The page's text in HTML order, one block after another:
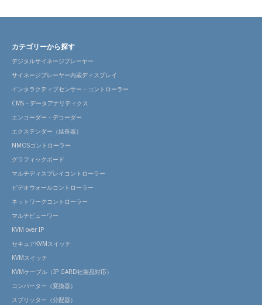
カテゴリーから探す
デジタルサイネージプレーヤー
サイネージプレーヤー内蔵ディスプレイ
インタラクティブセンサー・コントローラー
CMS・データアナリティクス
エンコーダー・デコーダー
エクステンダー（延長器）
NMOSコントローラー
グラフィックボード
マルチディスプレイコントローラー
ビデオウォールコントローラー
ネットワークコントローラー
マルチビューワー
KVM over IP
セキュアKVMスイッチ
KVMスイッチ
KVMケーブル（IP GARD社製品対応）
コンバーター（変換器）
スプリッター（分配器）